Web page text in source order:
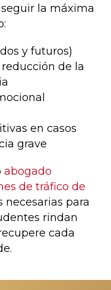
la máxima
y futuros)
de la
en casos
grave
abogado
de tráfico de
necesarias para
rindan
cada